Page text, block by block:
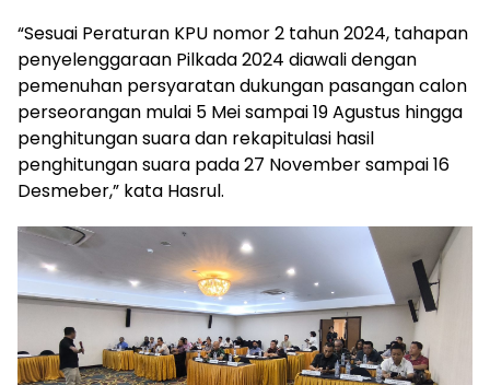
“Sesuai Peraturan KPU nomor 2 tahun 2024, tahapan
penyelenggaraan Pilkada 2024 diawali dengan
pemenuhan persyaratan dukungan pasangan calon
perseorangan mulai 5 Mei sampai 19 Agustus hingga
penghitungan suara dan rekapitulasi hasil
penghitungan suara pada 27 November sampai 16
Desmeber,” kata Hasrul.